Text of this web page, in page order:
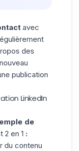
avec
des
publication
LinkedIn
de
2 en 1 :
du contenu